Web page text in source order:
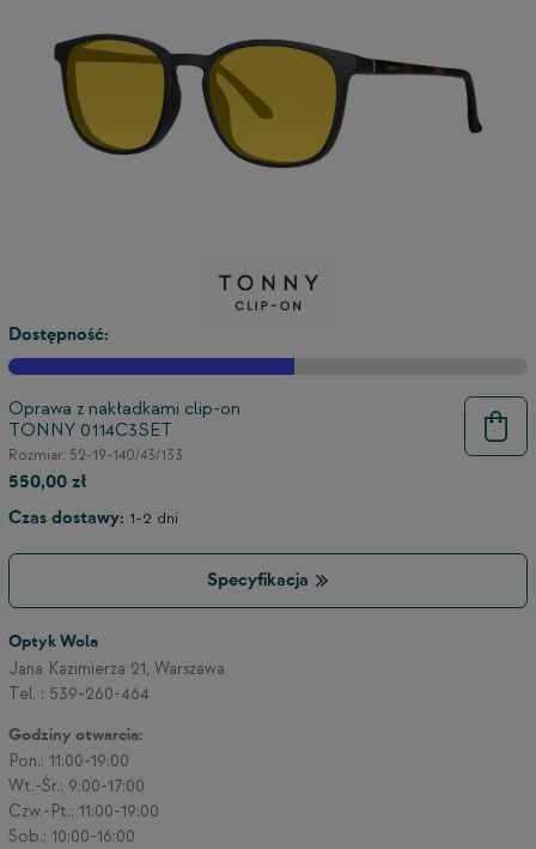
Dostępność:
Oprawa z nakładkami clip-on
TONNY 0114C3SET
Rozmiar: 52-19-140/43/133
550,00 zł
Czas dostawy: 1-2 dni
Specyfikacja
Optyk Wola
Jana Kazimierza 21, Warszawa
Tel. : 539-260-464
Godziny otwarcia:
Pon.: 11:00-19:00
Wt.-Śr.: 9:00-17:00
Czw.-Pt.: 11:00-19:00
Sob.: 10:00-16:00